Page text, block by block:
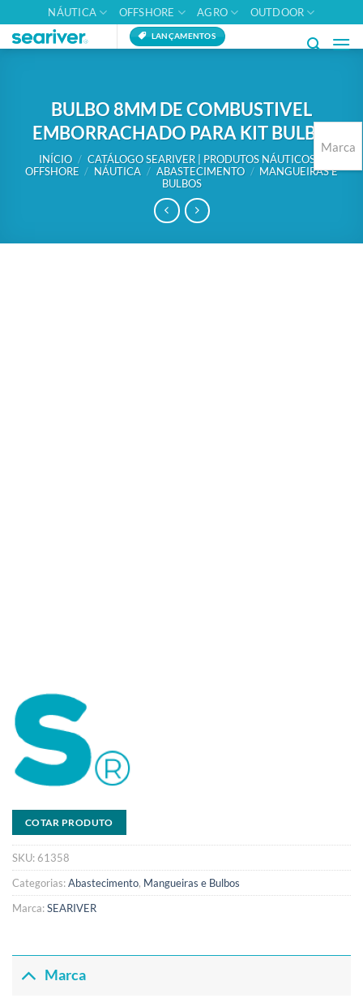
to
content
NÁUTICA OFFSHORE AGRO OUTDOOR
LANÇAMENTOS
BULBO 8MM DE COMBUSTIVEL
EMBORRACHADO PARA KIT BULBO
INÍCIO / CATÁLOGO SEARIVER | PRODUTOS NÁUTICOS E
OFFSHORE / NÁUTICA / ABASTECIMENTO / MANGUEIRAS E
BULBOS
COTAR PRODUTO
SKU:61358
Categorias:Abastecimento, Mangueiras e Bulbos
Marca:SEARIVER
Marca
Marca